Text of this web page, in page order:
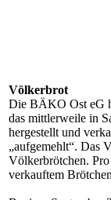
Völkerbrot
Die BÄKO Ost eG
das mittlerweile in
hergestellt und
„aufgemehlt“. Das
Völkerbrötchen.
verkauftem